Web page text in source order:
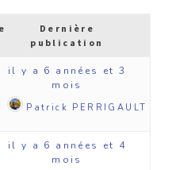
Dernière
publication
il y a 6 années et 3
mois
Patrick PERRIGAULT
il y a 6 années et 4
mois